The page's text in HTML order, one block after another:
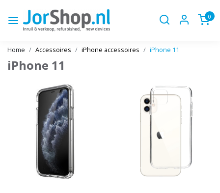
0
Home Accessoires iPhone accessoires iPhone 11
iPhone 11